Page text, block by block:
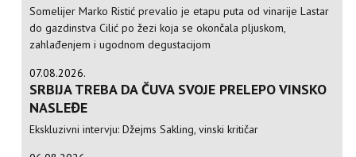
Somelijer Marko Ristić prevalio je etapu puta od vinarije Lastar
do gazdinstva Cilić po žezi koja se okončala pljuskom,
zahlađenjem i ugodnom degustacijom
07.08.2026.
SRBIJA TREBA DA ČUVA SVOJE PRELEPO VINSKO
NASLEĐE
Ekskluzivni intervju: Džejms Sakling, vinski kritičar